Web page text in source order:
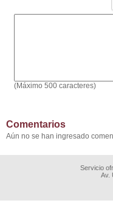
(Máximo 500 caracteres)
Comentarios
Aún no se han ingresado
Servicio
Av.